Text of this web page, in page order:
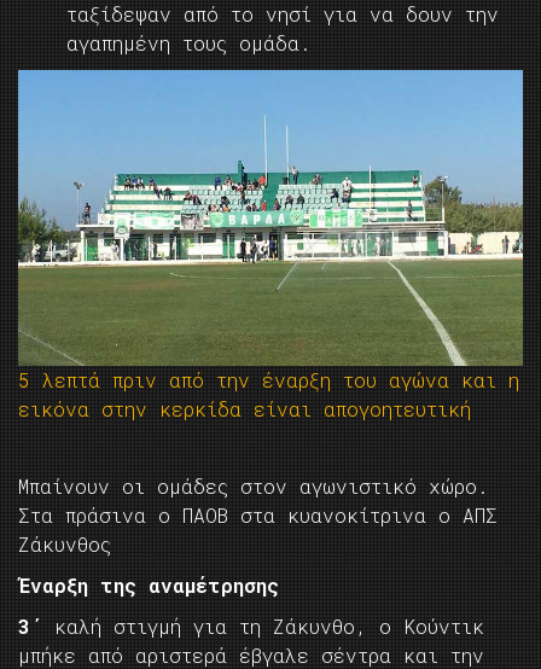
ταξίδεψαν από το νησί για να δουν την
αγαπημένη τους ομάδα.
5 λεπτά πριν από την έναρξη του αγώνα και η
εικόνα στην κερκίδα είναι απογοητευτική
Μπαίνουν οι ομάδες στον αγωνιστικό χώρο.
Στα πράσινα ο ΠΑΟΒ στα κυανοκίτρινα ο ΑΠΣ
Ζάκυνθος
Έναρξη της αναμέτρησης
3΄ καλή στιγμή για τη Ζάκυνθο, ο Κούντικ
μπήκε από αριστερά έβγαλε σέντρα και την